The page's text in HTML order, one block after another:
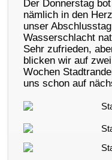
Der Donnerstag
nämlich in den
unser
Wasserschlacht
Sehr zufrieden,
blicken wir auf
Wochen
uns schon auf